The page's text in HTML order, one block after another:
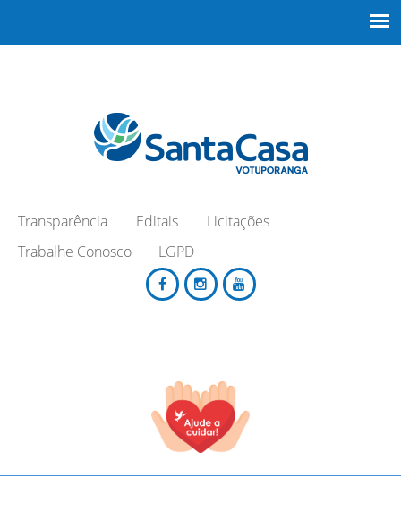
Transparência Editais
Licitações
Trabalhe Conosco
LGPD